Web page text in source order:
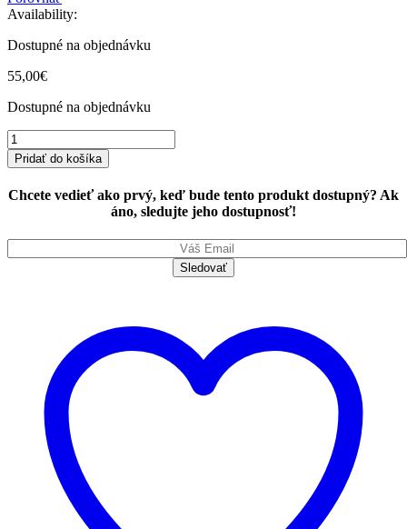
Availability:
Dostupné na objednávku
55,00€
Dostupné na objednávku
UAG
Metropolis
FIBR
-
Pridať do košíka
Chcete vedieť ako prvý, keď bude tento produkt dostupný? Ak
áno, sledujte jeho dostupnosť!